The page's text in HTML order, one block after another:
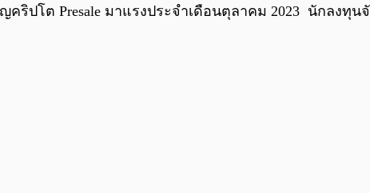
ริปโต Presale มาแรงประจำเดือนตุลาคม 2023 นักลงทุน